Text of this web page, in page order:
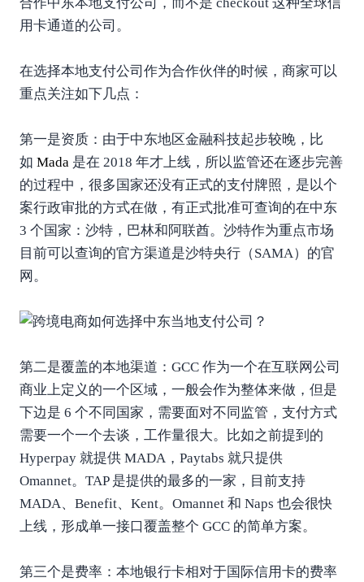
合作中东本地支付公司，而不是 checkout 这种全球信
用卡通道的公司。
在选择本地支付公司作为合作伙伴的时候，商家可以
重点关注如下几点：
第一是资质：由于中东地区金融科技起步较晚，比
如 Mada是在 2018 年才上线，所以监管还在逐步完善
的过程中，很多国家还没有正式的支付牌照，是以个
案行政审批的方式在做，有正式批准可查询的在中东
3 个国家：沙特，巴林和阿联酋。沙特作为重点市场
目前可以查询的官方渠道是沙特央行（SAMA）的官
网。
第二是覆盖的本地渠道：GCC 作为一个在互联网公司
商业上定义的一个区域，一般会作为整体来做，但是
下边是 6 个不同国家，需要面对不同监管，支付方式
需要一个一个去谈，工作量很大。比如之前提到的
Hyperpay 就提供 MADA，Paytabs 就只提供
Omannet。TAP 是提供的最多的一家，目前支持
MADA、Benefit、Kent。Omannet 和 Naps 也会很快
上线，形成单一接口覆盖整个 GCC 的简单方案。
第三个是费率：本地银行卡相对于国际信用卡的费率